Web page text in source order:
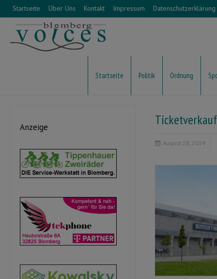
Startseite Über Uns Kontakt Impressum Datenschutzerklärung
Startseite Politik Ordnung
August 28, 2019
Anzeige